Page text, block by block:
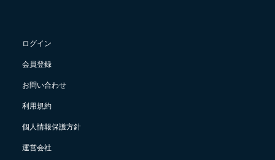
ログイン
会員登録
お問い合わせ
利用規約
個人情報保護方針
運営会社